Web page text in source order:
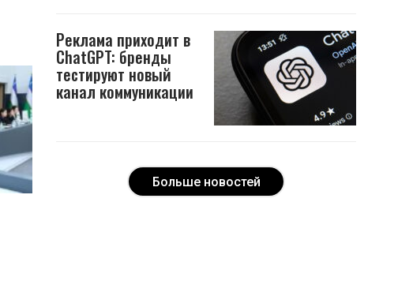
Реклама приходит в
ChatGPT: бренды
тестируют новый
канал коммуникации
Больше новостей